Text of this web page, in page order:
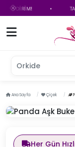
Orkide çiç
Ana Sayfa Çiçek
Her Gün